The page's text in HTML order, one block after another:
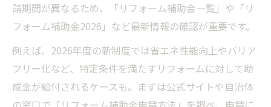
請期間が異なるため、「リフォーム補助金一覧」や「リ
フォーム補助金2026」など最新情報の確認が重要です。
例えば、2026年度の新制度では省エネ性能向上やバリア
フリー化など、特定条件を満たすリフォームに対して助
成金が給付されるケースも。まずは公式サイトや自治体